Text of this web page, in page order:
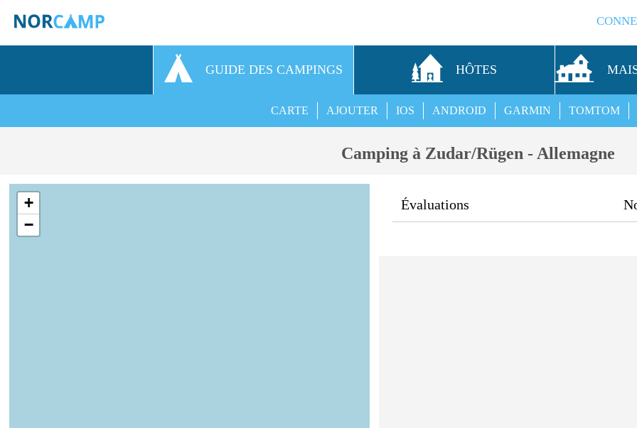
GUIDE DES CAMPINGS HÔTES
TOMTOM
GARMIN
ANDROID
IOS
AJOUTER
CARTE
Camping à Zudar/Rügen - Allemagne
+
−
Évaluations